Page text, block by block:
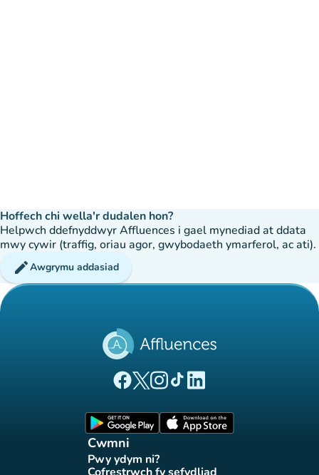
Hoffech chi wella'r dudalen hon?
Helpwch ddefnyddwyr Affluences i gael mynediad at ddata
mwy cywir (traffig, oriau agor, gwybodaeth ymarferol, ac ati).
editAwgrymu addasiad
(tab newydd)
(tab newydd)
(tab newydd)
(tab newydd)
(tab newydd)
Cwmni
Pwy ydym ni?
(tab newydd)